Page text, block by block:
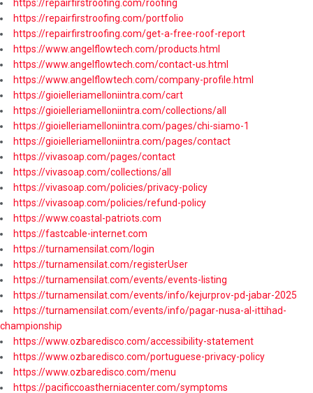
https://repairfirstroofing.com/roofing
https://repairfirstroofing.com/portfolio
https://repairfirstroofing.com/get-a-free-roof-report
https://www.angelflowtech.com/products.html
https://www.angelflowtech.com/contact-us.html
https://www.angelflowtech.com/company-profile.html
https://gioielleriamelloniintra.com/cart
https://gioielleriamelloniintra.com/collections/all
https://gioielleriamelloniintra.com/pages/chi-siamo-1
https://gioielleriamelloniintra.com/pages/contact
https://vivasoap.com/pages/contact
https://vivasoap.com/collections/all
https://vivasoap.com/policies/privacy-policy
https://vivasoap.com/policies/refund-policy
https://www.coastal-patriots.com
https://fastcable-internet.com
https://turnamensilat.com/login
https://turnamensilat.com/registerUser
https://turnamensilat.com/events/events-listing
https://turnamensilat.com/events/info/kejurprov-pd-jabar-2025
https://turnamensilat.com/events/info/pagar-nusa-al-ittihad-
championship
https://www.ozbaredisco.com/accessibility-statement
https://www.ozbaredisco.com/portuguese-privacy-policy
https://www.ozbaredisco.com/menu
https://pacificcoastherniacenter.com/symptoms